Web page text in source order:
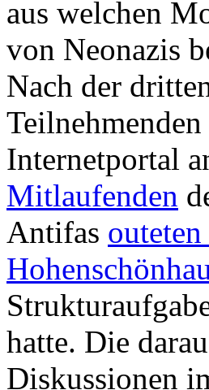
aus welchen
von Neonazis
Nach der
Internetportal
Mitlaufenden
Antifas
hatte. Die
Diskussionen